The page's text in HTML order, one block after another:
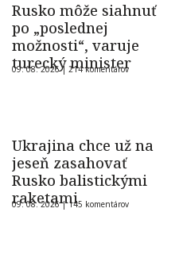
Rusko môže siahnuť
po „poslednej
možnosti“, varuje
turecký minister
09. 08. 2026 | 214 komentárov
Ukrajina chce už na
jeseň zasahovať
Rusko balistickými
raketami
09. 08. 2026 |145 komentárov